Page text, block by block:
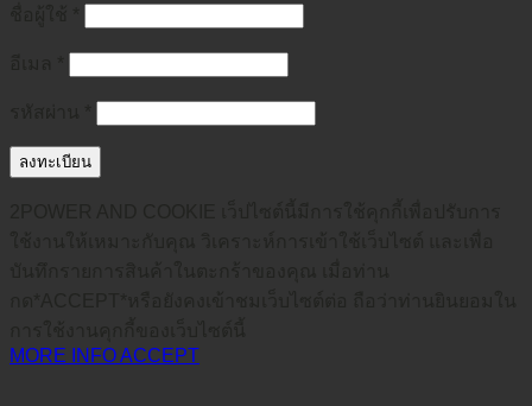
ลงทะเบียน
MORE INFOACCEPT